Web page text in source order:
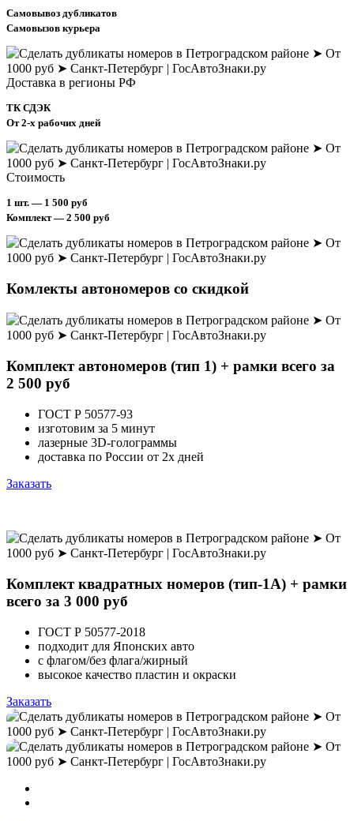
Самовывоз дубликатов
Самовызов курьера
Доставка в регионы РФ
ТК СДЭК
От 2-х рабочих дней
Стоимость
1 шт. — 1 500 руб
Комплект — 2 500 руб
Комлекты автономеров со скидкой
Комплект автономеров (тип 1) + рамки всего за
2 500 руб
ГОСТ Р 50577-93
изготовим за 5 минут
лазерные 3D-голограммы
доставка по России от 2х дней
Заказать
Комплект квадратных номеров (тип-1А) + рамки
всего за 3 000 руб
ГОСТ Р 50577-2018
подходит для Японских авто
с флагом/без флага/жирный
высокое качество пластин и окраски
Заказать